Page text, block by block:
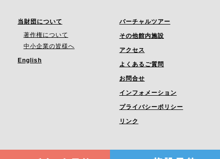
当財団について
著作権について
中小企業の皆様へ
English
バーチャルツアー
その他館内施設
アクセス
よくあるご質問
お問合せ
インフォメーション
プライバシーポリシー
リンク